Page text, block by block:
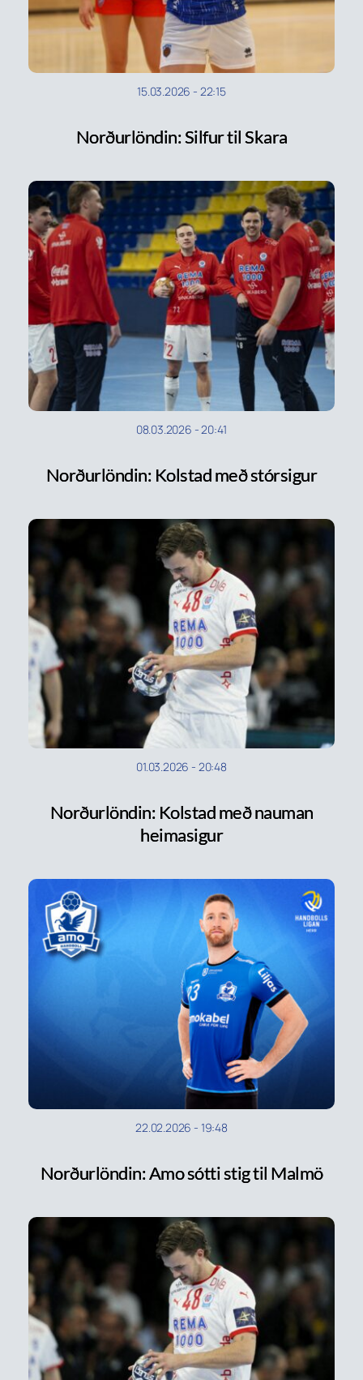
15.03.2026 - 22:15
Norðurlöndin: Silfur til Skara
08.03.2026 -20:41
Norðurlöndin: Kolstad með stórsigur
01.03.2026 - 20:48
Norðurlöndin: Kolstad með nauman
heimasigur
22.02.2026 - 19:48
Norðurlöndin: Amo sótti stig til Malmö